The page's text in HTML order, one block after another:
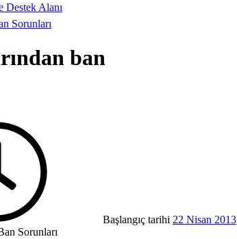
Destek Alanı
Sorunları
ban
Başlangıç tarihi 22 Nisan 2013
Sorunları